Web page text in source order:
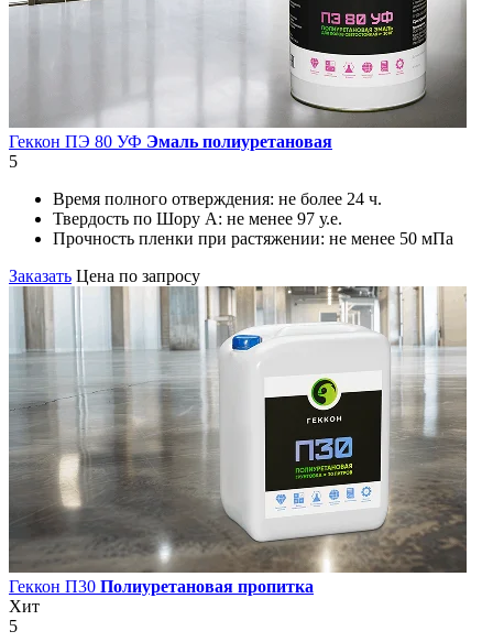
Геккон ПЭ 80 УФ Эмаль полиуретановая
5
Время полного отверждения: не более 24 ч.
Твердость по Шору А: не менее 97 у.е.
Прочность пленки при растяжении: не менее 50 мПа
Заказать Цена по запросу
Геккон П30 Полиуретановая пропитка
Хит
5